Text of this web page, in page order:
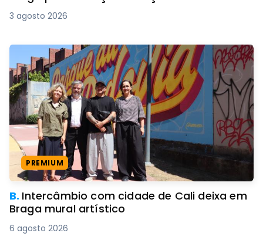
3 agosto 2026
PREMIUM
B. Intercâmbio com cidade de Cali deixa em
Braga mural artístico
6 agosto 2026